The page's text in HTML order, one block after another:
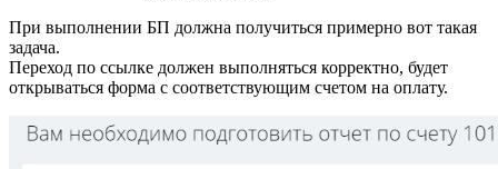
При выполнении БП должна получиться примерно вот такая
задача.
Переход по ссылке должен выполняться корректно, будет
открываться форма с соответствующим счетом на оплату.